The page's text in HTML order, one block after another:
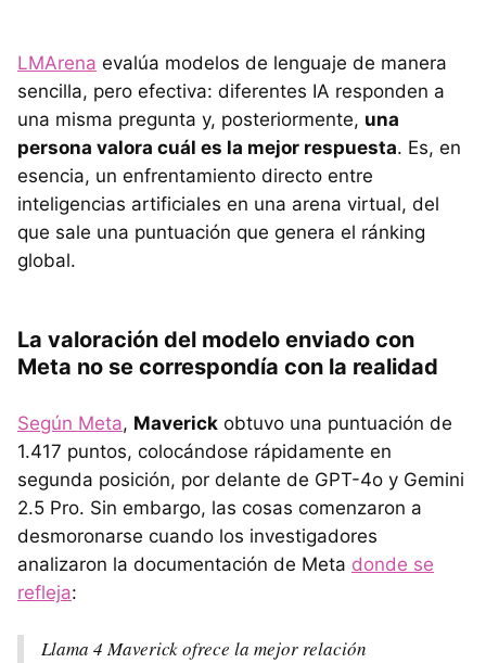
LMArena evalúa modelos de lenguaje de manera
sencilla, pero efectiva: diferentes IA responden a
una misma pregunta y, posteriormente, una
persona valora cuál es la mejor respuesta. Es, en
esencia, un enfrentamiento directo entre
inteligencias artificiales en una arena virtual, del
que sale una puntuación que genera el ránking
global.
La valoración del modelo enviado con
Meta no se correspondía con la realidad
Según Meta, Maverick obtuvo una puntuación de
1.417 puntos, colocándose rápidamente en
segunda posición, por delante de GPT-4o y Gemini
2.5 Pro. Sin embargo, las cosas comenzaron a
desmoronarse cuando los investigadores
analizaron la documentación de Meta donde se
refleja:
Llama 4 Maverick ofrece la mejor relación